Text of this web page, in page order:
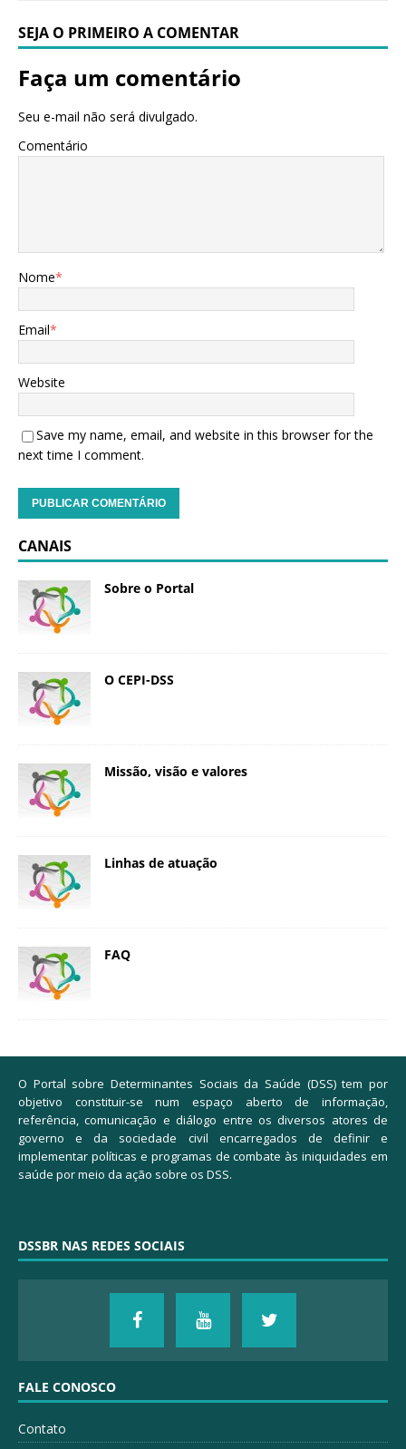
SEJA O PRIMEIRO A COMENTAR
Faça um comentário
Seu e-mail não será divulgado.
Comentário
Nome*
Email*
Website
Save my name, email, and website in this browser for the
next time I comment.
CANAIS
Sobre o Portal
O CEPI-DSS
Missão, visão e valores
Linhas de atuação
FAQ
O Portal sobre Determinantes Sociais da Saúde (DSS) tem por
objetivo constituir-se num espaço aberto de informação,
referência, comunicação e diálogo entre os diversos atores de
governo e da sociedade civil encarregados de definir e
implementar políticas e programas de combate às iniquidades em
saúde por meio da ação sobre os DSS.
DSSBR NAS REDES SOCIAIS
FALE CONOSCO
Contato